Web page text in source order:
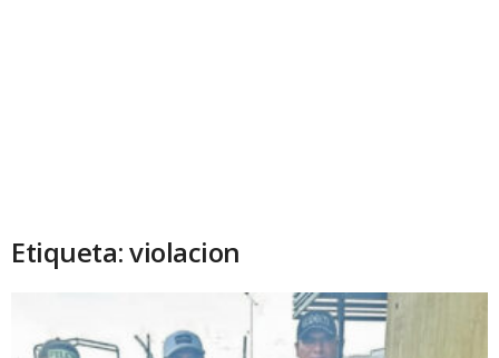
Etiqueta: violacion